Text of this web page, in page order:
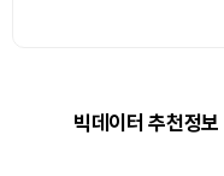
빅데이터 추천정보